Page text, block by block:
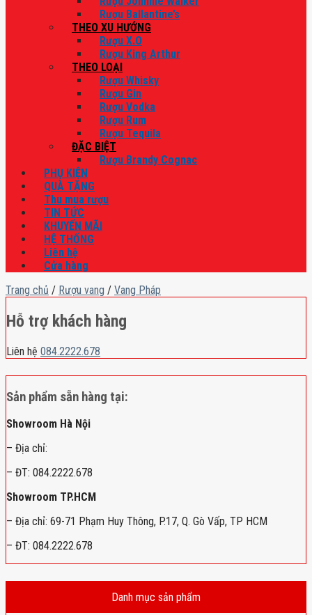
Rượu Ballantine’s
THEO XU HƯỚNG
Rượu X.O
Rượu King Arthur
THEO LOẠI
Rượu Whisky
Rượu Gin
Rượu Vodka
Rượu Rum
Rượu Tequila
ĐẶC BIỆT
Rượu Brandy Cognac
PHỤ KIỆN
QUÀ TẶNG
Thu mua rượu
TIN TỨC
KHUYẾN MÃI
HỆ THỐNG
Liên hệ
Cửa hàng
Trang chủ / Rượu vang / Vang Pháp
Hỗ trợ khách hàng
Liên hệ 084.2222.678
Sản phẩm sẵn hàng tại:
Showroom Hà Nội
– Địa chỉ:
– ĐT: 084.2222.678
Showroom TP.HCM
– Địa chỉ: 69-71 Phạm Huy Thông, P.17, Q. Gò Vấp, TP HCM
– ĐT: 084.2222.678
Danh mục sản phẩm